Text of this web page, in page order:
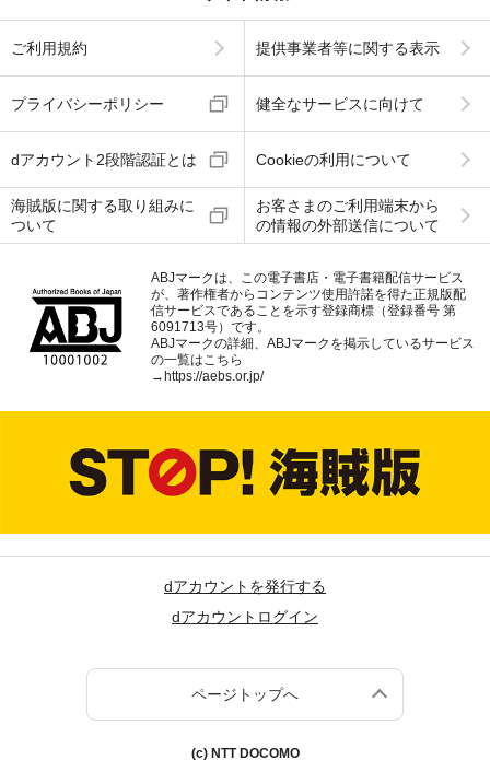
ご利用規約 提供事業者等に関する表示
プライバシーポリシー 健全なサービスに向けて
dアカウント2段階認証とは Cookieの利用について
海賊版に関する取り組みに
ついて
お客さまのご利用端末から
の情報の外部送信について
ABJマークは、この電子書店・電子書籍配信サービス
が、著作権者からコンテンツ使用許諾を得た正規版配
信サービスであることを示す登録商標（登録番号 第
6091713号）です。
ABJマークの詳細、ABJマークを掲示しているサービス
の一覧はこちら
→https://aebs.or.jp/
dアカウントを発行する
dアカウントログイン
ページトップへ
(c) NTT DOCOMO